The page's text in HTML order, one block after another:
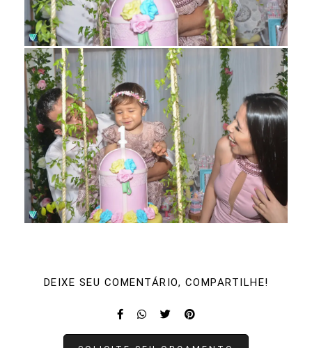
DEIXE SEU COMENTÁRIO, COMPARTILHE!